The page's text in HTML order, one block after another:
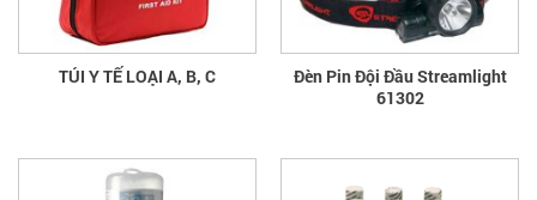
TÚI Y TẾ LOẠI A, B, C
Đèn Pin Đội Đầu Streamlight
61302